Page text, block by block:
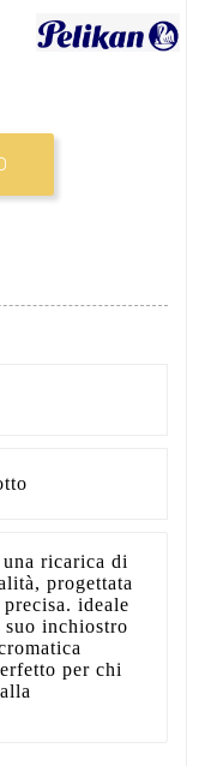
ricarica di
progettata
ideale
inchiostro
per chi